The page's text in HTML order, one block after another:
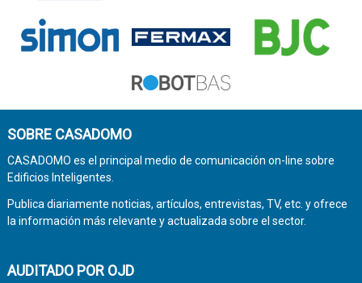
SOBRE CASADOMO
CASADOMO es el principal medio de comunicación on-line sobre
Edificios Inteligentes.
Publica diariamente noticias, artículos, entrevistas, TV, etc. y ofrece
la información más relevante y actualizada sobre el sector.
AUDITADO POR OJD